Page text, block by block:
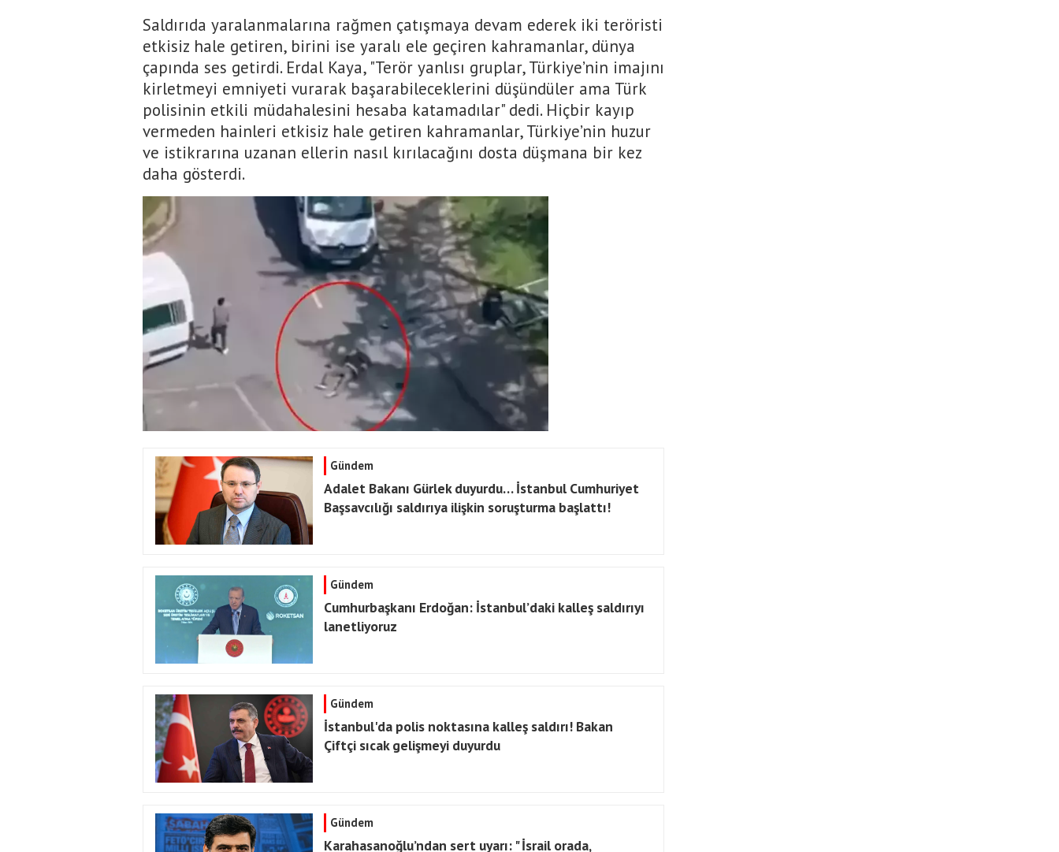
Saldırıda yaralanmalarına rağmen çatışmaya devam ederek iki teröristi
etkisiz hale getiren, birini ise yaralı ele geçiren kahramanlar, dünya
çapında ses getirdi. Erdal Kaya, "Terör yanlısı gruplar, Türkiye’nin imajını
kirletmeyi emniyeti vurarak başarabileceklerini düşündüler ama Türk
polisinin etkili müdahalesini hesaba katamadılar" dedi. Hiçbir kayıp
vermeden hainleri etkisiz hale getiren kahramanlar, Türkiye’nin huzur
ve istikrarına uzanan ellerin nasıl kırılacağını dosta düşmana bir kez
daha gösterdi.
Gündem
Adalet Bakanı Gürlek duyurdu… İstanbul Cumhuriyet
Başsavcılığı saldırıya ilişkin soruşturma başlattı!
Gündem
Cumhurbaşkanı Erdoğan: İstanbul’daki kalleş saldırıyı
lanetliyoruz
Gündem
İstanbul'da polis noktasına kalleş saldırı! Bakan
Çiftçi sıcak gelişmeyi duyurdu
Gündem
Karahasanoğlu’ndan sert uyarı: " İsrail orada,